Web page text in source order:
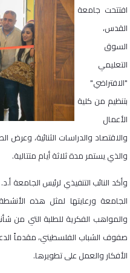
افتتحت جامعة
القدس،
السوق
التعليمي
"الافتراضي"
بتنظيم من كلية
الأعمال
والاقتصاد والدراسات الثنائية، وعرض
والذي يستمر مدة ثلاثة أيام متتالية.
وأكد النائب التنفيذي لرئيس
الجامعة ورعايتها لمثل هذه
والمواهب الفكرية للطلبة التي من
صفوف الشباب الفلسطيني، مقدماً
الأفكار والعمل على تطويرها.